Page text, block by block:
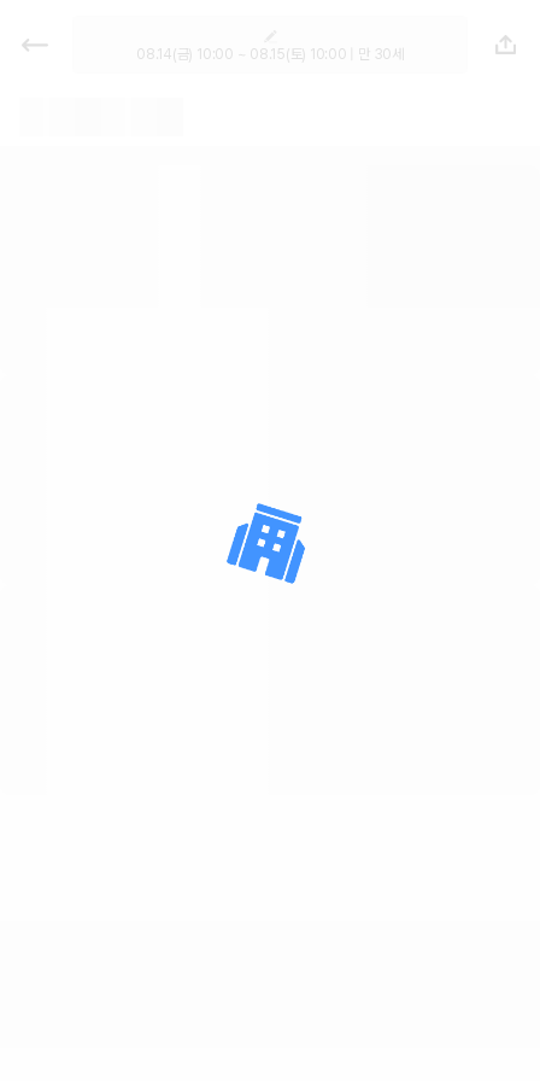
렌트카 - 경남 렌터카 가격비교, 최저
가 보장 1위 카모아
08.14(금) 10:00 ~ 08.15(토) 10:00 | 만 30세